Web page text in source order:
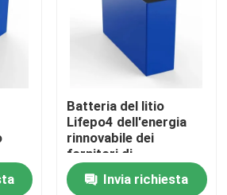
della famiglia
di batterie residenziali
di
Batteria del litio
Lifepo4 dell'energia
rinnovabile dei
fornitori di
stoccaggio di Global
EnergyInvia richiesta